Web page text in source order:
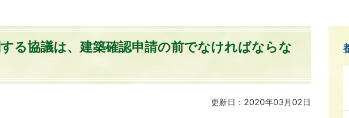
る協議は、建築確認申請の前でなければならな
更新日：2020年03月02日